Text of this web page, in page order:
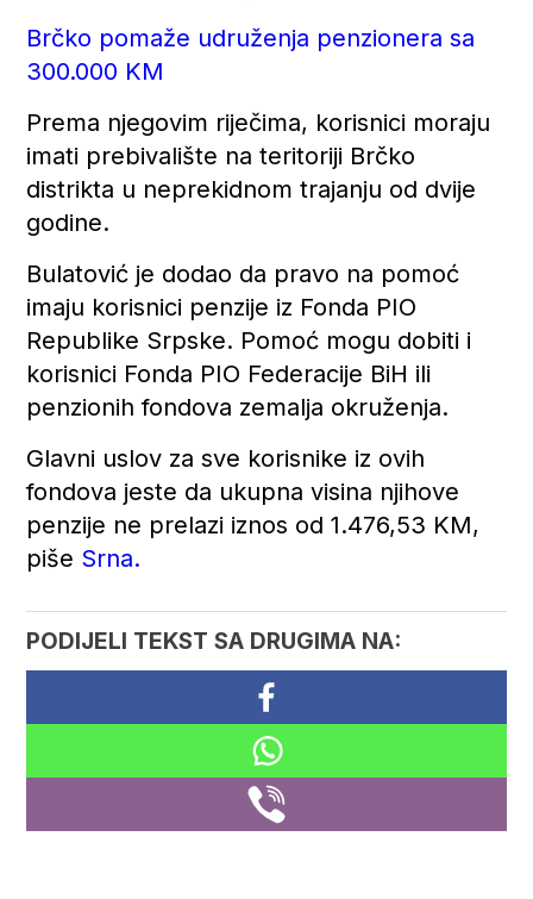
Brčko pomaže udruženja penzionera sa
300.000 KM
Prema njegovim riječima, korisnici moraju
imati prebivalište na teritoriji Brčko
distrikta u neprekidnom trajanju od dvije
godine.
Bulatović je dodao da pravo na pomoć
imaju korisnici penzije iz Fonda PIO
Republike Srpske. Pomoć mogu dobiti i
korisnici Fonda PIO Federacije BiH ili
penzionih fondova zemalja okruženja.
Glavni uslov za sve korisnike iz ovih
fondova jeste da ukupna visina njihove
penzije ne prelazi iznos od 1.476,53 KM,
piše Srna.
PODIJELI TEKST SA DRUGIMA NA: